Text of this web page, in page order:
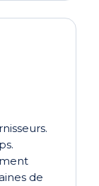
de